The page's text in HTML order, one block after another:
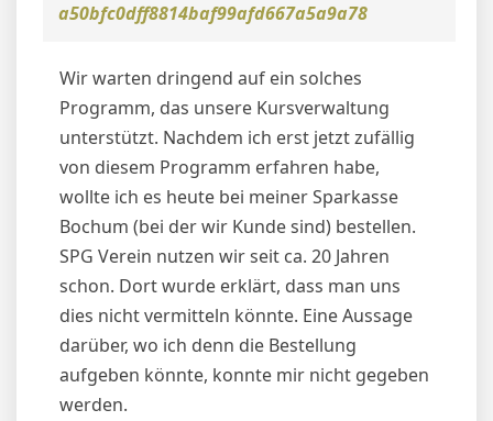
a50bfc0dff8814baf99afd667a5a9a78
Wir warten dringend auf ein solches
Programm, das unsere Kursverwaltung
unterstützt. Nachdem ich erst jetzt zufällig
von diesem Programm erfahren habe,
wollte ich es heute bei meiner Sparkasse
Bochum (bei der wir Kunde sind) bestellen.
SPG Verein nutzen wir seit ca. 20 Jahren
schon. Dort wurde erklärt, dass man uns
dies nicht vermitteln könnte. Eine Aussage
darüber, wo ich denn die Bestellung
aufgeben könnte, konnte mir nicht gegeben
werden.